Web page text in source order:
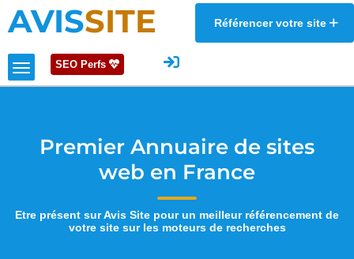
AVISSITE Référencer votre site
SEO Perfs
Premier Annuaire de sites
web en France
Etre présent sur Avis Site pour un meilleur référencement de
votre site sur les moteurs de recherches